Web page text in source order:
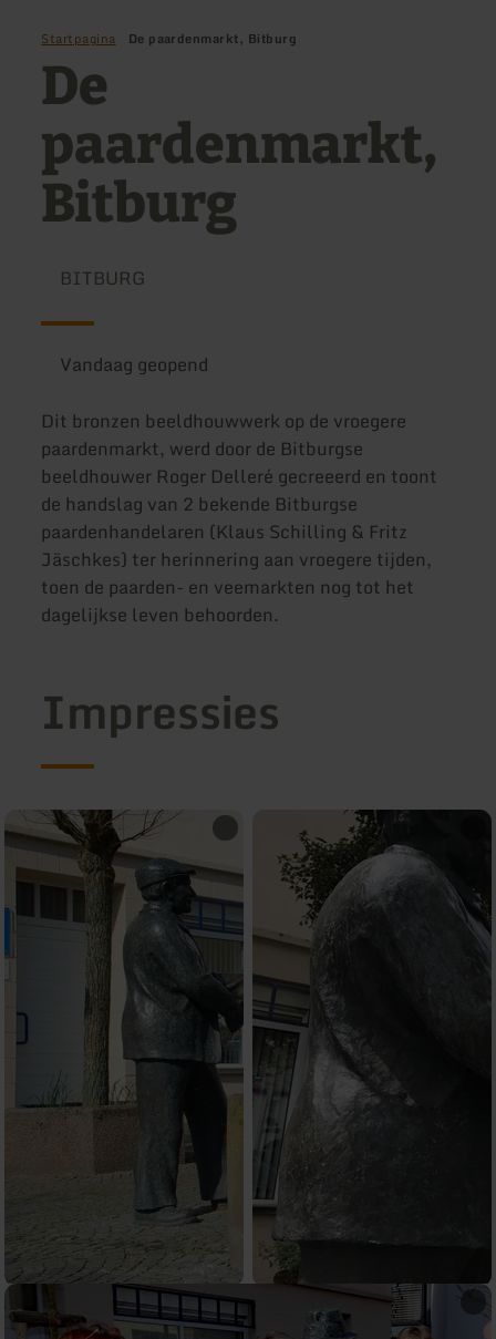
Startpagina De paardenmarkt, Bitburg
De
paardenmarkt,
Bitburg
BITBURG
Vandaag geopend
Dit bronzen beeldhouwwerk op de vroegere
paardenmarkt, werd door de Bitburgse
beeldhouwer Roger Delleré gecreeerd en toont
de handslag van 2 bekende Bitburgse
paardenhandelaren (Klaus Schilling & Fritz
Jäschkes) ter herinnering aan vroegere tijden,
toen de paarden- en veemarkten nog tot het
dagelijkse leven behoorden.
Impressies